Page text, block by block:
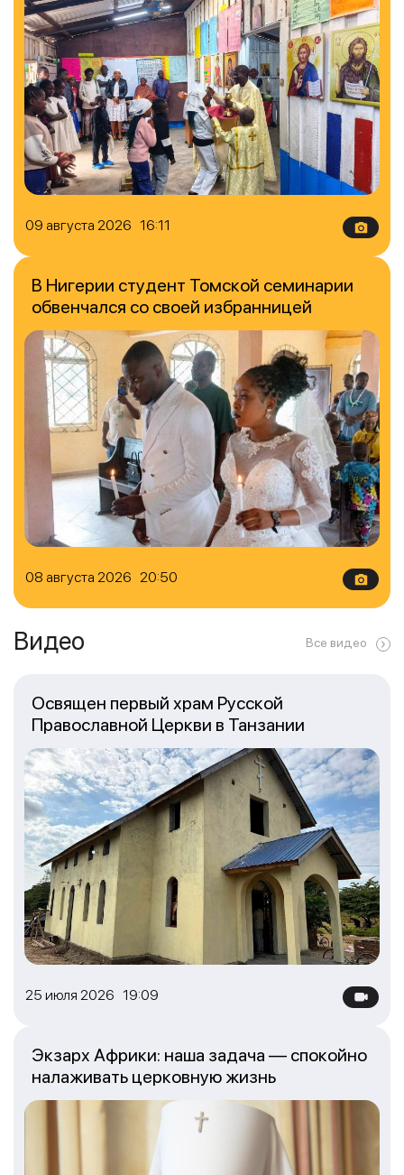
09 августа 2026 16:11
08 августа 2026 20:50
В Нигерии студент Томской семинарии
обвенчался со своей избранницей
Видео Все видео
25 июля 2026 19:09
Освящен первый храм Русской
Православной Церкви в Танзании
Экзарх Африки: наша задача — спокойно
налаживать церковную жизнь